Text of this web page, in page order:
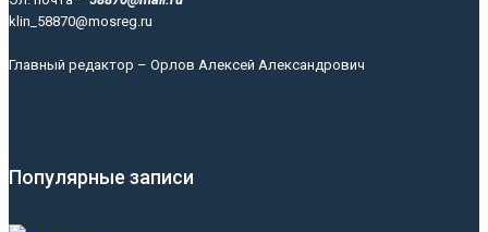
klin_58870@mosreg.ru
Главный редактор – Орлов Алексей Александрович
Популярные записи